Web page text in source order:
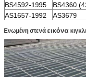
BS4592-1995
BS4360
AS1657-1992
AS3679
Ενωμένη στενά εικόνα